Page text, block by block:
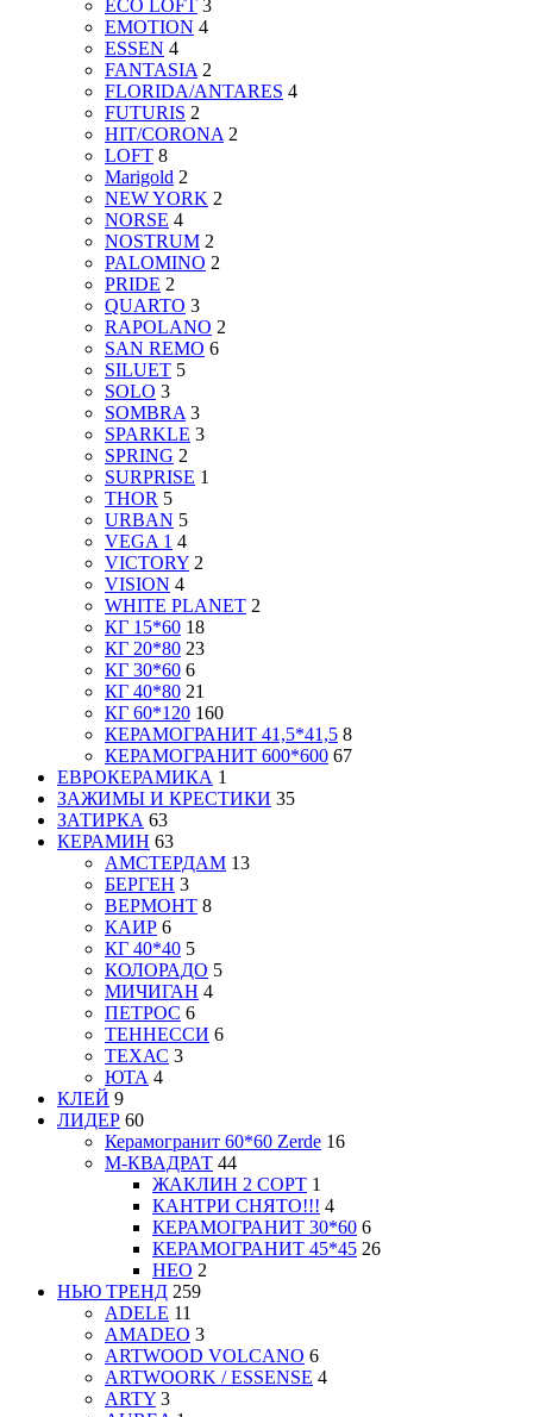
ECO LOFT 3
EMOTION 4
ESSEN 4
FANTASIA 2
FLORIDA/ANTARES 4
FUTURIS 2
HIT/CORONA 2
LOFT 8
Marigold 2
NEW YORK 2
NORSE 4
NOSTRUM 2
PALOMINO 2
PRIDE 2
QUARTO 3
RAPOLANO 2
SAN REMO 6
SILUET 5
SOLO 3
SOMBRA 3
SPARKLE 3
SPRING 2
SURPRISE 1
THOR 5
URBAN 5
VEGA 1 4
VICTORY 2
VISION 4
WHITE PLANET 2
КГ 15*60 18
КГ 20*80 23
КГ 30*60 6
КГ 40*80 21
КГ 60*120 160
КЕРАМОГРАНИТ 41,5*41,5 8
КЕРАМОГРАНИТ 600*600 67
ЕВРОКЕРАМИКА 1
ЗАЖИМЫ И КРЕСТИКИ 35
ЗАТИРКА 63
КЕРАМИН 63
АМСТЕРДАМ 13
БЕРГЕН 3
ВЕРМОНТ 8
КАИР 6
КГ 40*40 5
КОЛОРАДО 5
МИЧИГАН 4
ПЕТРОС 6
ТЕННЕССИ 6
ТЕХАС 3
ЮТА 4
КЛЕЙ 9
ЛИДЕР 60
Керамогранит 60*60 Zerde 16
М-КВАДРАТ 44
ЖАКЛИН 2 СОРТ 1
КАНТРИ СНЯТО!!! 4
КЕРАМОГРАНИТ 30*60 6
КЕРАМОГРАНИТ 45*45 26
НЕО 2
НЬЮ ТРЕНД 259
ADELE 11
AMADEO 3
ARTWOOD VOLCANO 6
ARTWOORK / ESSENSE 4
ARTY 3